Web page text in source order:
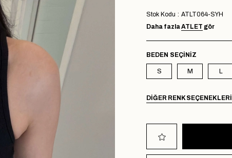
Stok Kodu
ATLT064-SYH
Daha fazlaATLET gör
BEDEN
S M L
DIĞER RENK SEÇENEKLERI